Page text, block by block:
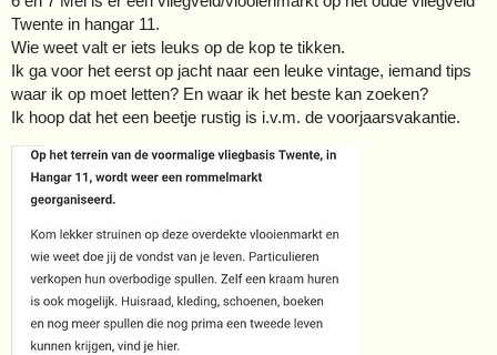
Twente in hangar 11.
Wie weet valt er iets leuks op de kop te tikken.
Ik ga voor het eerst op jacht naar een leuke vintage, iemand tips
waar ik op moet letten? En waar ik het beste kan zoeken?
Ik hoop dat het een beetje rustig is i.v.m. de voorjaarsvakantie.